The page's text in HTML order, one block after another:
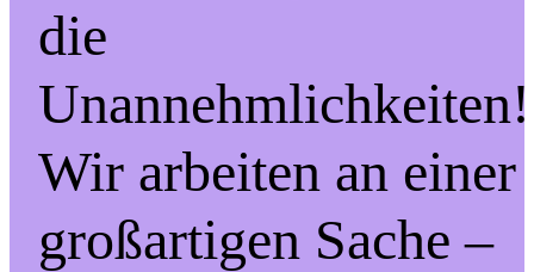
die
Unannehmlichkeiten!
Wir arbeiten an einer
großartigen Sache –